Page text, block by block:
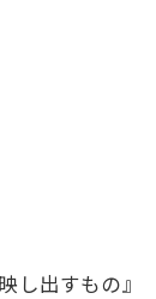
し出すもの』